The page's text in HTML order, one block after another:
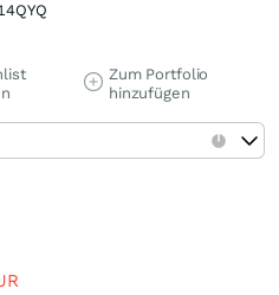
Zum Portfolio
hinzufügen